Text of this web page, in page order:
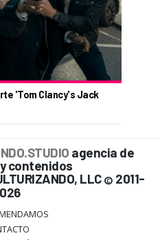
'Tom Clancy's Jack
agencia de
contenidos
LLC © 2011-